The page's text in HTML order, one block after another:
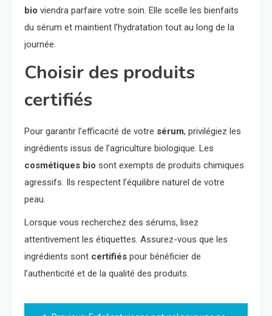
bio viendra parfaire votre soin. Elle scelle les bienfaits
du sérum et maintient l’hydratation tout au long de la
journée.
Choisir des produits
certifiés
Pour garantir l’efficacité de votre sérum, privilégiez les
ingrédients issus de l’agriculture biologique. Les
cosmétiques bio sont exempts de produits chimiques
agressifs. Ils respectent l’équilibre naturel de votre
peau.
Lorsque vous recherchez des sérums, lisez
attentivement les étiquettes. Assurez-vous que les
ingrédients sont certifiés pour bénéficier de
l’authenticité et de la qualité des produits.
Navigation